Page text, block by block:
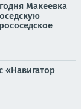
Макеевка
«Навигатор